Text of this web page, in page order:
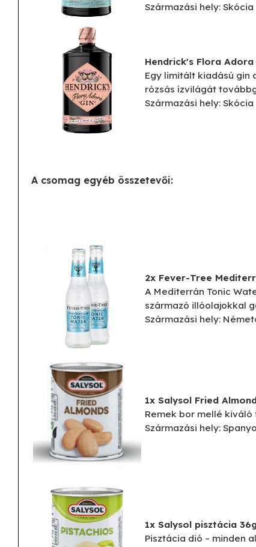
Származási hely: Skócia
Hendrick's Flora Adora
Egy limitált kiadású gin
rózsás ízvilágát
Származási hely: Skócia
A csomag egyéb összetevői:
2x Fever-Tree
A Mediterrán Tonic
származó illóolajokkal
Származási hely:
1x Salysol Fried
Remek bor mellé
Származási hely:
1x Salysol pisztácia
Pisztácia dió – minden